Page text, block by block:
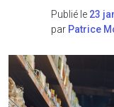
Publié le 23
par Patrice